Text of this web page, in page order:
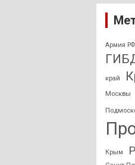
Армия
край
Москвы
Крым